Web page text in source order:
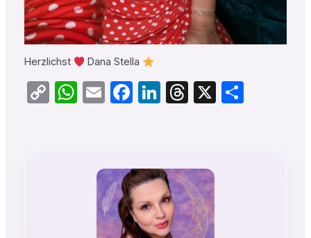
Herzlichst Dana Stella
CopyWhatsApp
EmailFacebook
LinkedIn
Threads
X Teilen